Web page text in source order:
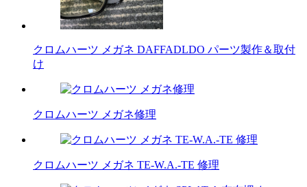
クロムハーツ メガネ DAFFADLDO パーツ製作＆取付
け
クロムハーツ メガネ修理
クロムハーツ メガネ TE-W.A.-TE 修理